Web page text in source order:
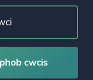
cwcis